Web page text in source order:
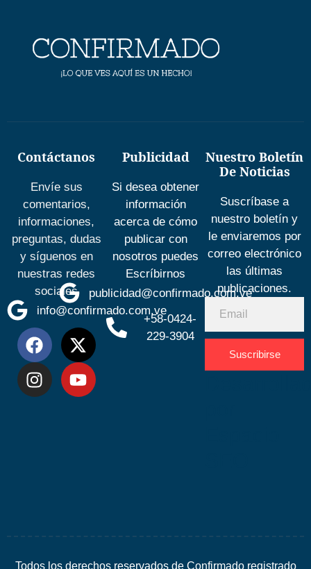
Contáctanos
Envíe sus
comentarios,
informaciones,
preguntas, dudas
y síguenos en
nuestras redes
sociales
info@confirmado.com.ve
Publicidad
Si desea obtener
información
acerca de cómo
publicar con
nosotros puedes
Escríbirnos
publicidad@confirmado.com.ve
+58-0424-
229-3904
Nuestro Boletín
De Noticias
Suscríbase a
nuestro boletín y
le enviaremos por
correo electrónico
las últimas
publicaciones.
Suscribirse
Todos los derechos reservados de Confirmado registrado